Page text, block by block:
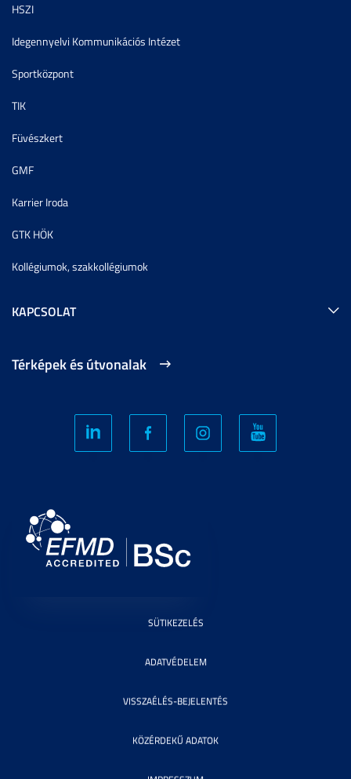
HSZI
Idegennyelvi Kommunikációs Intézet
Sportközpont
TIK
Füvészkert
GMF
Karrier Iroda
GTK HÖK
Kollégiumok, szakkollégiumok
KAPCSOLAT
Térképek és útvonalak
SÜTIKEZELÉS
ADATVÉDELEM
VISSZAÉLÉS-BEJELENTÉS
KÖZÉRDEKŰ ADATOK